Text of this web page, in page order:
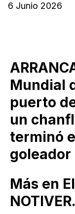
6 Junio 2026
Mundial
puerto
un
terminó
goleador
Más en
NOTIVER.